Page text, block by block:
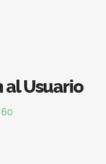
al Usuario
60